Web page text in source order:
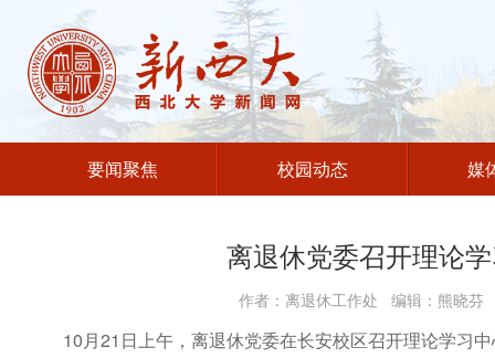
要闻聚焦 校园动态 媒
离退休党委召开理论
作者：离退休工作处 编辑：熊晓
10月21日上午，离退休党委在长安校区召开理论学习